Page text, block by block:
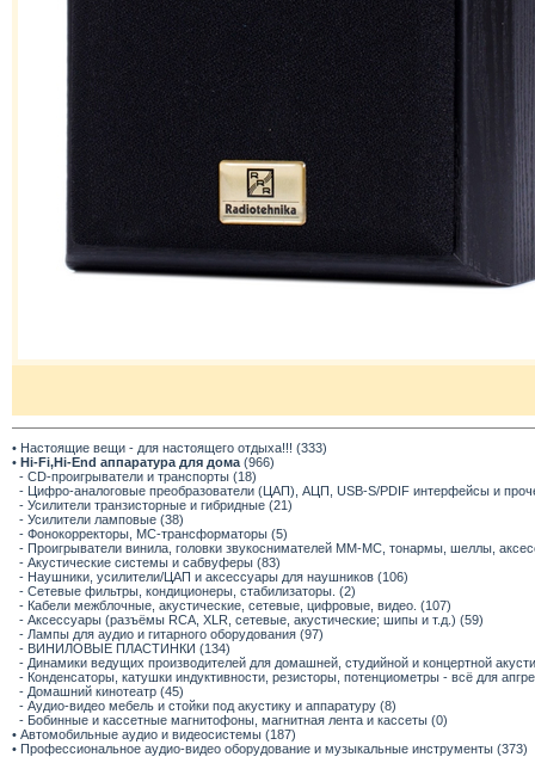
• Настоящие вещи - для настоящего отдыха!!! (333)
• Hi-Fi,Hi-End аппаратура для дома (966)
- CD-проигрыватели и транспорты (18)
- Цифро-аналоговые преобразователи (ЦАП), АЦП, USB-S/PDIF интерфейсы и
- Усилители транзисторные и гибридные (21)
- Усилители ламповые (38)
- Фонокорректоры, МС-трансформаторы (5)
- Проигрыватели винила, головки звукоснимателей ММ-МС, тонармы, шеллы,
- Акустические системы и сабвуферы (83)
- Наушники, усилители/ЦАП и аксессуары для наушников (106)
- Сетевые фильтры, кондиционеры, стабилизаторы. (2)
- Кабели межблочные, акустические, сетевые, цифровые, видео. (107)
- Аксессуары (разъёмы RCA, XLR, сетевые, акустические; шипы и т.д.) (59)
- Лампы для аудио и гитарного оборудования (97)
- ВИНИЛОВЫЕ ПЛАСТИНКИ (134)
- Динамики ведущих производителей для домашней, студийной и концертной
- Конденсаторы, катушки индуктивности, резисторы, потенциометры - всё для
- Домашний кинотеатр (45)
- Аудио-видео мебель и стойки под акустику и аппаратуру (8)
- Бобинные и кассетные магнитофоны, магнитная лента и кассеты (0)
• Автомобильные аудио и видеосистемы (187)
• Профессиональное аудио-видео оборудование и музыкальные инструменты (373)